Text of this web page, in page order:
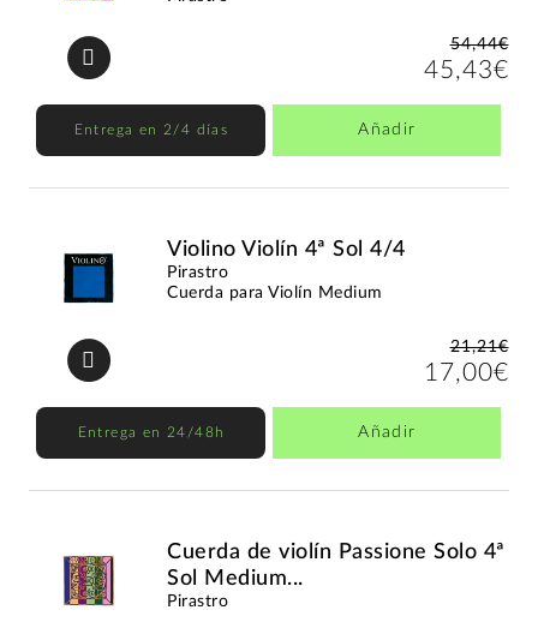
54,44€
45,43€
Entrega en 2/4 días Añadir
Violino Violín 4ª Sol 4/4
Pirastro
Cuerda para Violín Medium
21,21€
17,00€
Entrega en 24/48h Añadir
Cuerda de violín Passione Solo 4ª
Sol Medium...
Pirastro